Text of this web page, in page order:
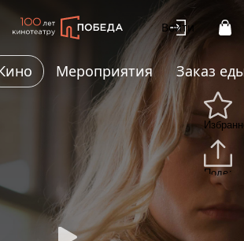
Войти
Мероприятия Заказ